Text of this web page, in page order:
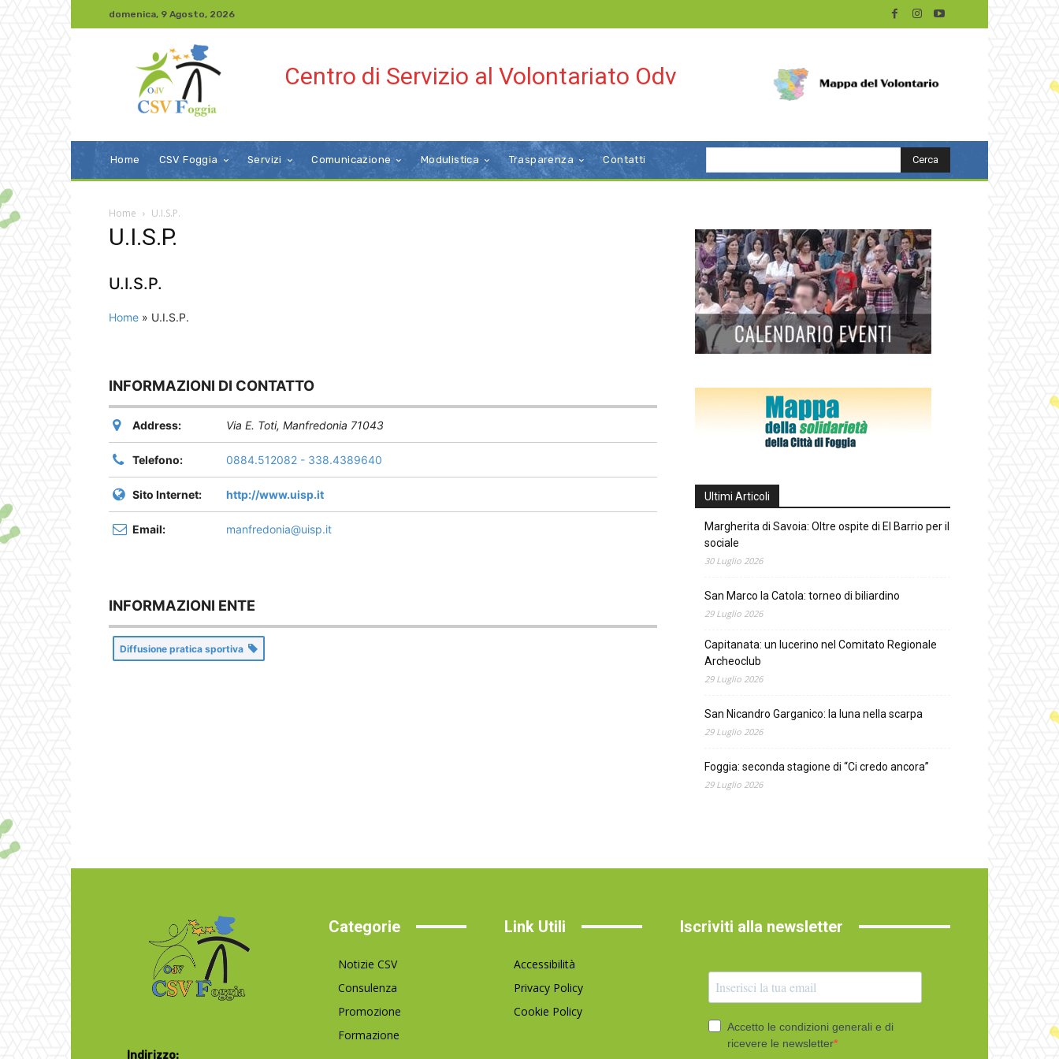
domenica, 9 Agosto, 2026
Centro di Servizio al Volontariato Odv
Home CSV Foggia Servizi Comunicazione Modulistica Trasparenza Contatti Cerca
Home U.I.S.P.
U.I.S.P.
U.I.S.P.
Home » U.I.S.P.
INFORMAZIONI DI CONTATTO
Address: Via E. Toti, Manfredonia 71043
Telefono: 0884.512082 - 338.4389640
Sito Internet: http://www.uisp.it
Email: manfredonia@uisp.it
INFORMAZIONI ENTE
Diffusione pratica sportiva
Ultimi Articoli
Margherita di Savoia: Oltre ospite di El Barrio per il
sociale
30 Luglio 2026
San Marco la Catola: torneo di biliardino
29 Luglio 2026
Capitanata: un lucerino nel Comitato Regionale
Archeoclub
29 Luglio 2026
San Nicandro Garganico: la luna nella scarpa
29 Luglio 2026
Foggia: seconda stagione di “Ci credo ancora”
29 Luglio 2026
Indirizzo:
Categorie
Notizie CSV
Consulenza
Promozione
Formazione
Link Utili
Accessibilità
Privacy Policy
Cookie Policy
Iscriviti alla newsletter